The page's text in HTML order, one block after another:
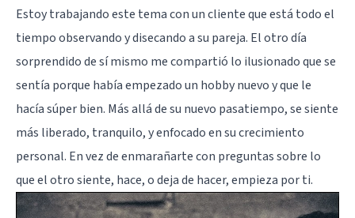
Estoy trabajando este tema con un cliente que está todo el
tiempo observando y disecando a su pareja. El otro día
sorprendido de sí mismo me compartió lo ilusionado que se
sentía porque había empezado un hobby nuevo y que le
hacía súper bien. Más allá de su nuevo pasatiempo, se siente
más liberado, tranquilo, y enfocado en su crecimiento
personal. En vez de enmarañarte con preguntas sobre lo
que el otro siente, hace, o deja de hacer, empieza por ti.